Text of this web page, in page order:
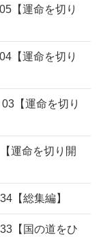
【運命を切り
【運命を切り
【運命を切り
運命を切り開
【総集編】
【国の道をひ